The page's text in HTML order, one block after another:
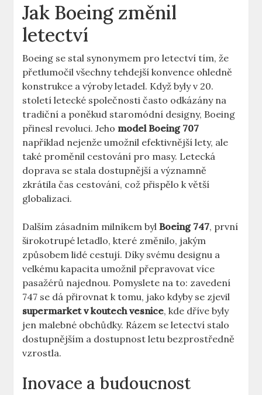
Jak⁣ Boeing změnil
letectví
Boeing se stal synonymem pro letectví tím,⁤ že
přetlumočil ⁤všechny ​tehdejší​ konvence ohledně
konstrukce a výroby letadel. ‍Když byly v 20. ​
století‍ letecké ⁤společnosti často⁢ odkázány⁣ na
tradiční a poněkud staromódní​ designy,‍ Boeing⁣
přinesl revoluci. Jeho model Boeing 707
například⁣ nejenže ⁢umožnil efektivnější lety, ale
také ‍proměnil ​cestování pro ⁤masy. Letecká
doprava⁤ se stala dostupnější a významně⁣
zkrátila čas ‌cestování, což přispělo k ⁤větší
⁣globalizaci.
Dalším⁣ zásadním milníkem ⁢bylBoeing 747, první
širokotrupé letadlo, které změnilo, jakým
způsobem lidé cestují.⁤ Díky ⁣svému designu a
velkému kapacita umožnil přepravovat více‌
pasažérů⁤ najednou. Pomyslete ‌na​ to: zavedení
747 se dá přirovnat k tomu,​ jako kdyby ⁤se ⁣zjevil
supermarket v ⁤koutech vesnice, kde dříve⁣ byly
jen malebné obchůdky. Rázem se‌ letectví‌ stalo
dostupnějším a dostupnost letu bezprostředně ​
vzrostla.
Inovace‍ a budoucnost